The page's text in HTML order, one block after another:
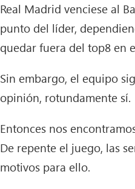
Real Madrid venciese al
punto del líder,
quedar fuera del top8 en
Sin embargo, el equipo
opinión, rotundamente sí.
Entonces nos
De repente el juego, las
motivos para ello.